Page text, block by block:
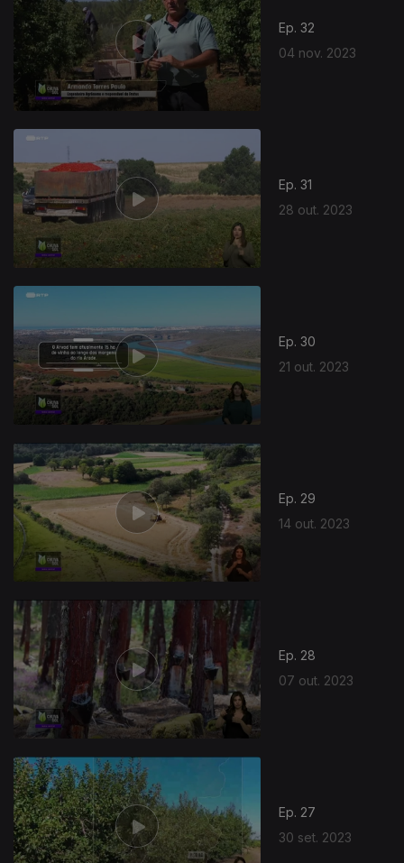
Ep. 32
04 nov. 2023
Ep. 31
28 out. 2023
Ep. 30
21 out. 2023
Ep. 29
14 out. 2023
Ep. 28
07 out. 2023
Ep. 27
30 set. 2023
718507